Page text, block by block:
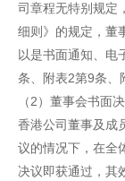
司章程无特别规定
细则》的规定，董
以是书面通知、电
条、附表2第9条、
（2）董事会书面
香港公司董事及成
议的情况下，在全
决议即获通过，其